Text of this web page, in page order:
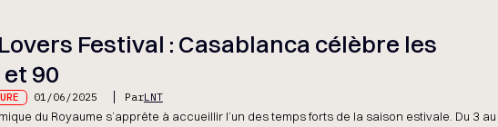
Festival : Casablanca célèbre les
90
01/06/2025 ParLNT
du Royaume s’apprête à accueillir l’un des temps forts de la saison estivale. Du 3 au